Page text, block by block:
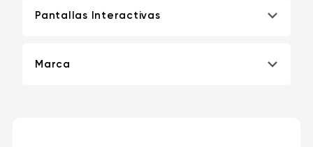
Pantallas Interactivas
Marca